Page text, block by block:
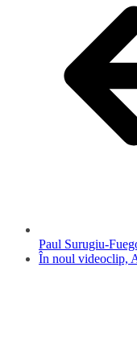
Paul Surugiu-
În noul videoclip,